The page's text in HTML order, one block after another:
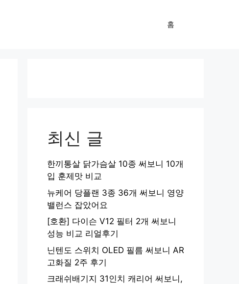
홈
최신 글
한끼통살 닭가슴살 10종 써보니 10개
입 훈제맛 비교
뉴케어 당플랜 3종 36개 써보니 영양
밸런스 잡았어요
[호환] 다이슨 V12 필터 2개 써보니
성능 비교 리얼후기
닌텐도 스위치 OLED 필름 써보니 AR
고화질 2주 후기
크래쉬배기지 31인치 캐리어 써보니,